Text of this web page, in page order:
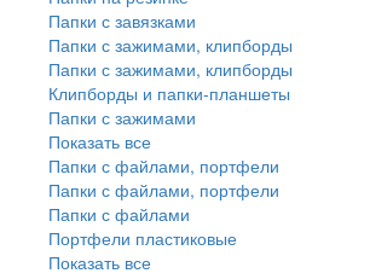
Папки с завязками
Папки с зажимами, клипборды
Папки с зажимами, клипборды
Клипборды и папки-планшеты
Папки с зажимами
Показать все
Папки с файлами, портфели
Папки с файлами, портфели
Папки с файлами
Портфели пластиковые
Показать все